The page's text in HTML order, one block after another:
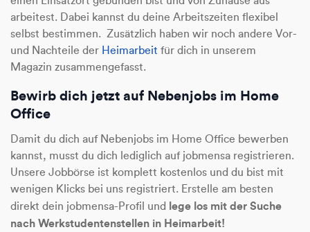
arbeitest. Dabei kannst du deine Arbeitszeiten flexibel
selbst bestimmen. Zusätzlich haben wir noch andere Vor-
und Nachteile der Heimarbeit für dich in unserem
Magazin zusammengefasst.
Bewirb dich jetzt auf Nebenjobs im Home
Office
Damit du dich auf Nebenjobs im Home Office bewerben
kannst, musst du dich lediglich auf jobmensa registrieren.
Unsere Jobbörse ist komplett kostenlos und du bist mit
wenigen Klicks bei uns registriert. Erstelle am besten
direkt dein jobmensa-Profil und lege los mit der Suche
nach Werkstudentenstellen in Heimarbeit!